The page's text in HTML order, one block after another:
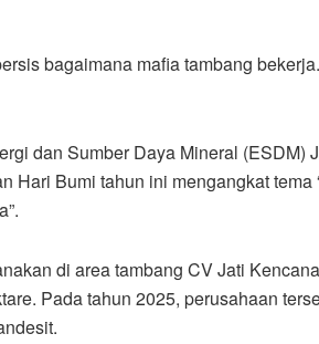
bagaimana mafia tambang
dan Sumber Daya Mineral (ESDM)
Hari Bumi tahun ini mengangkat tema
di area tambang CV Jati
Pada tahun 2025, perusahaan